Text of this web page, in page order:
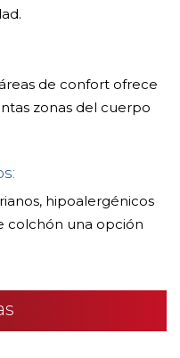
de confort ofrece
zonas del cuerpo
hipoalergénicos
colchón una opción